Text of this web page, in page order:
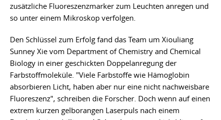
zusätzliche Fluoreszenzmarker zum Leuchten anregen und
so unter einem Mikroskop verfolgen.
Den Schlüssel zum Erfolg fand das Team um Xiouliang
Sunney Xie vom Department of Chemistry and Chemical
Biology in einer geschickten Doppelanregung der
Farbstoffmoleküle. "Viele Farbstoffe wie Hämoglobin
absorbieren Licht, haben aber nur eine nicht nachweisbare
Fluoreszenz", schreiben die Forscher. Doch wenn auf einen
extrem kurzen gelborangen Laserpuls nach einem